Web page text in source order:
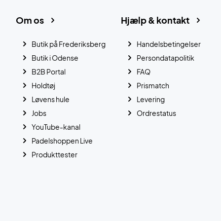
Hjælp & kontakt
Handelsbetingelser
Persondatapolitik
FAQ
Prismatch
Levering
Ordrestatus
Om os
Butik på Frederiksberg
Butik i Odense
B2B Portal
Holdtøj
Løvens hule
Jobs
YouTube-kanal
Padelshoppen Live
Produkttester